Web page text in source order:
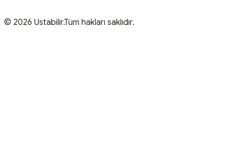
© 2026 Ustabilir.Tüm hakları saklıdır.